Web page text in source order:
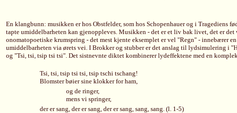
En klangbunn: musikken er hos Obstfelder, som hos Schopenhauer og i Tragediens
tapte umiddelbarheten kan gjenoppleves. Musikken - det er et liv bak livet, det er
onomatopoetiske krumspring - det mest kjente eksemplet er vel "Regn" - innebærer
umiddelbarheten via ørets vei. I Brokker og stubber er det anslag til lydsimulering i
og "Tsi, tsi, tsip tsi tsi". Det sistnevnte diktet kombinerer lydeffektene med en
Tsi, tsi, tsip tsi tsi, tsip tschi tschang!
Blomster bøier sine klokker for ham,
og de ringer,
mens vi springer,
der er sang, der er sang, der er sang, sang, sang. (l. 1-5)